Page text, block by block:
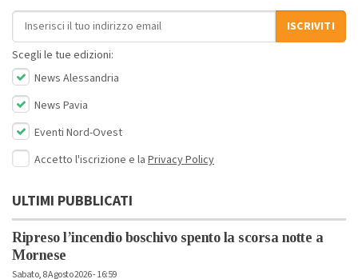
Indirizzo email
ISCRIVITI
Scegli le tue edizioni:
News Alessandria
News Pavia
Eventi Nord-Ovest
Accetto l'iscrizione e la Privacy Policy
ULTIMI PUBBLICATI
Ripreso l’incendio boschivo spento la scorsa notte a
Mornese
Sabato, 8 Agosto 2026 - 16:59